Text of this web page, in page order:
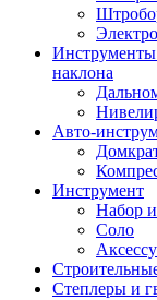
Инструменты
наклона
Авто-
Инструмент
Набор
Соло
Степлеры и